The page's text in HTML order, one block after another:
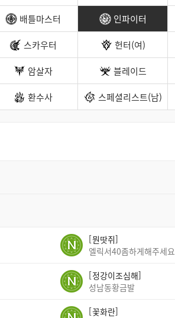
배틀마스터 인파이터
스카우터 헌터(여)
암살자 블레이드
환수사 스페셜리스트(남)
뭔땃쥐
엘릭서40좀하게해주세요
정강이조심해
성남동황금발
꽃화란